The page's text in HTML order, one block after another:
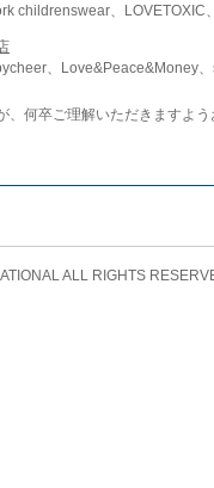
childrenswear、
、Love&Peace&Money
何卒ご理解いただきますよう